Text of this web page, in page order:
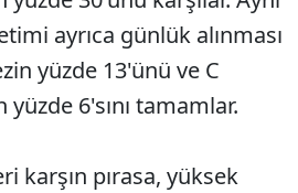
ayrıca günlük alınması
yüzde 13'ünü ve C
yüzde 6'sını tamamlar.
karşın pırasa, yüksek